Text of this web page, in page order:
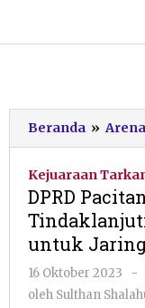
konten
Beranda »
Kejuaraan
DPRD
untuk
16 Oktober 2023 -
oleh Sulthan